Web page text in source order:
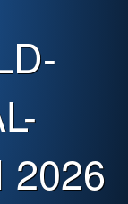
2026